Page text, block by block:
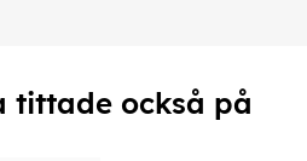
tittade också på